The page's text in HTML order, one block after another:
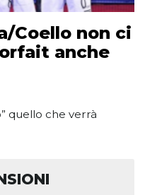
Coello non ci
anche
quello che verrà